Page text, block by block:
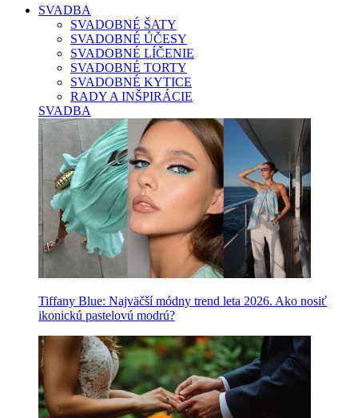
SVADBA
SVADOBNÉ ŠATY
SVADOBNÉ ÚČESY
SVADOBNÉ LÍČENIE
SVADOBNÉ TORTY
SVADOBNÉ KYTICE
RADY A INŠPIRÁCIE
SVADBA
Tiffany Blue: Najväčší módny trend leta 2026. Ako nosiť
ikonickú pastelovú modrú?